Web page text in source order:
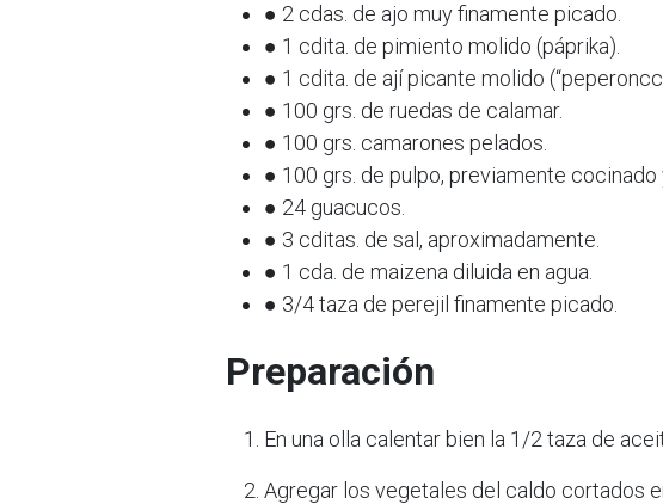
● 2 cdas. de ajo muy finamente picado.
● 1 cdita. de pimiento molido (páprika).
● 1 cdita. de ají picante molido
● 100 grs. de ruedas de calamar.
● 100 grs. camarones pelados.
● 100 grs. de pulpo, previamente
● 24 guacucos.
● 3 cditas. de sal, aproximadamente.
● 1 cda. de maizena diluida en agua.
● 3/4 taza de perejil finamente picado.
Preparación
En una olla calentar bien la 1/2 taza de
Agregar los vegetales del caldo cortados